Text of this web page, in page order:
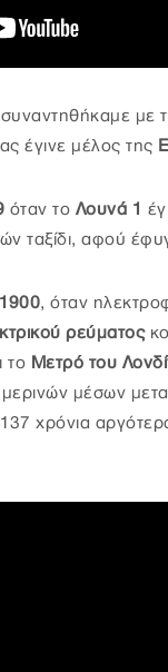
συναντηθήκαμε με
έγινε μέλος της
όταν το Λουνά 1
ταξίδι, αφού
, όταν
ρεύματος
το Μετρό του
μέσων
χρόνια